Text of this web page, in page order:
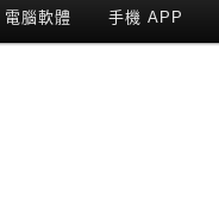
電腦軟體 手機 APP